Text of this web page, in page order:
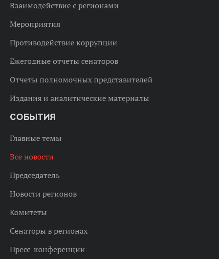
Взаимодействие с регионами
Мероприятия
Противодействие коррупции
Ежегодные отчеты сенаторов
Отчеты полномочных представителей
Издания и аналитические материалы
СОБЫТИЯ
Главные темы
Все новости
Председатель
Новости регионов
Комитеты
Сенаторы в регионах
Пресс-конференции